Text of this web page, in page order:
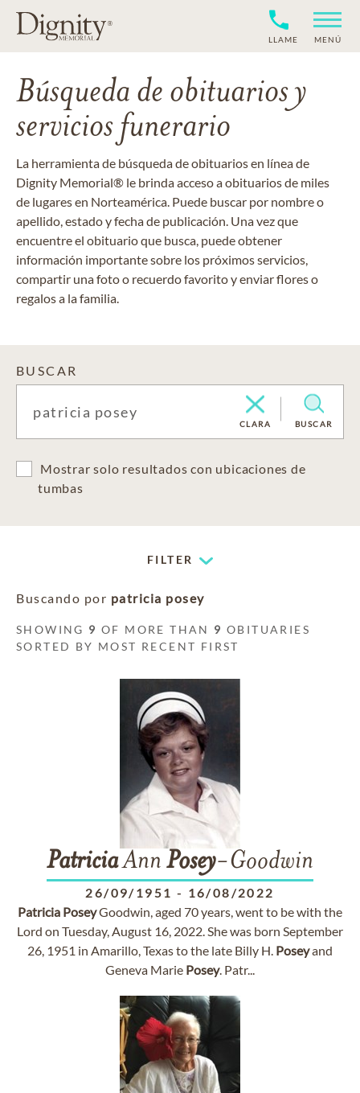
LLAME MENÚ
Búsqueda de obituarios y
servicios funerario
La herramienta de búsqueda de obituarios en línea de
Dignity Memorial® le brinda acceso a obituarios de miles
de lugares en Norteamérica. Puede buscar por nombre o
apellido, estado y fecha de publicación. Una vez que
encuentre el obituario que busca, puede obtener
información importante sobre los próximos servicios,
compartir una foto o recuerdo favorito y enviar flores o
regalos a la familia.
BUSCAR
CLARA BUSCAR
Mostrar solo resultados con ubicaciones de
tumbas
FILTER
Buscando por patricia posey
SHOWING 9 OF MORE THAN 9 OBITUARIES
SORTED BY MOST RECENT FIRST
PatriciaAnn Posey-Goodwin
26/09/1951 - 16/08/2022
Patricia PoseyGoodwin, aged 70 years, went to be with the
Lord on Tuesday, August 16, 2022. She was born September
26, 1951 in Amarillo, Texas to the late Billy H. Poseyand
Geneva Marie Posey. Patr...